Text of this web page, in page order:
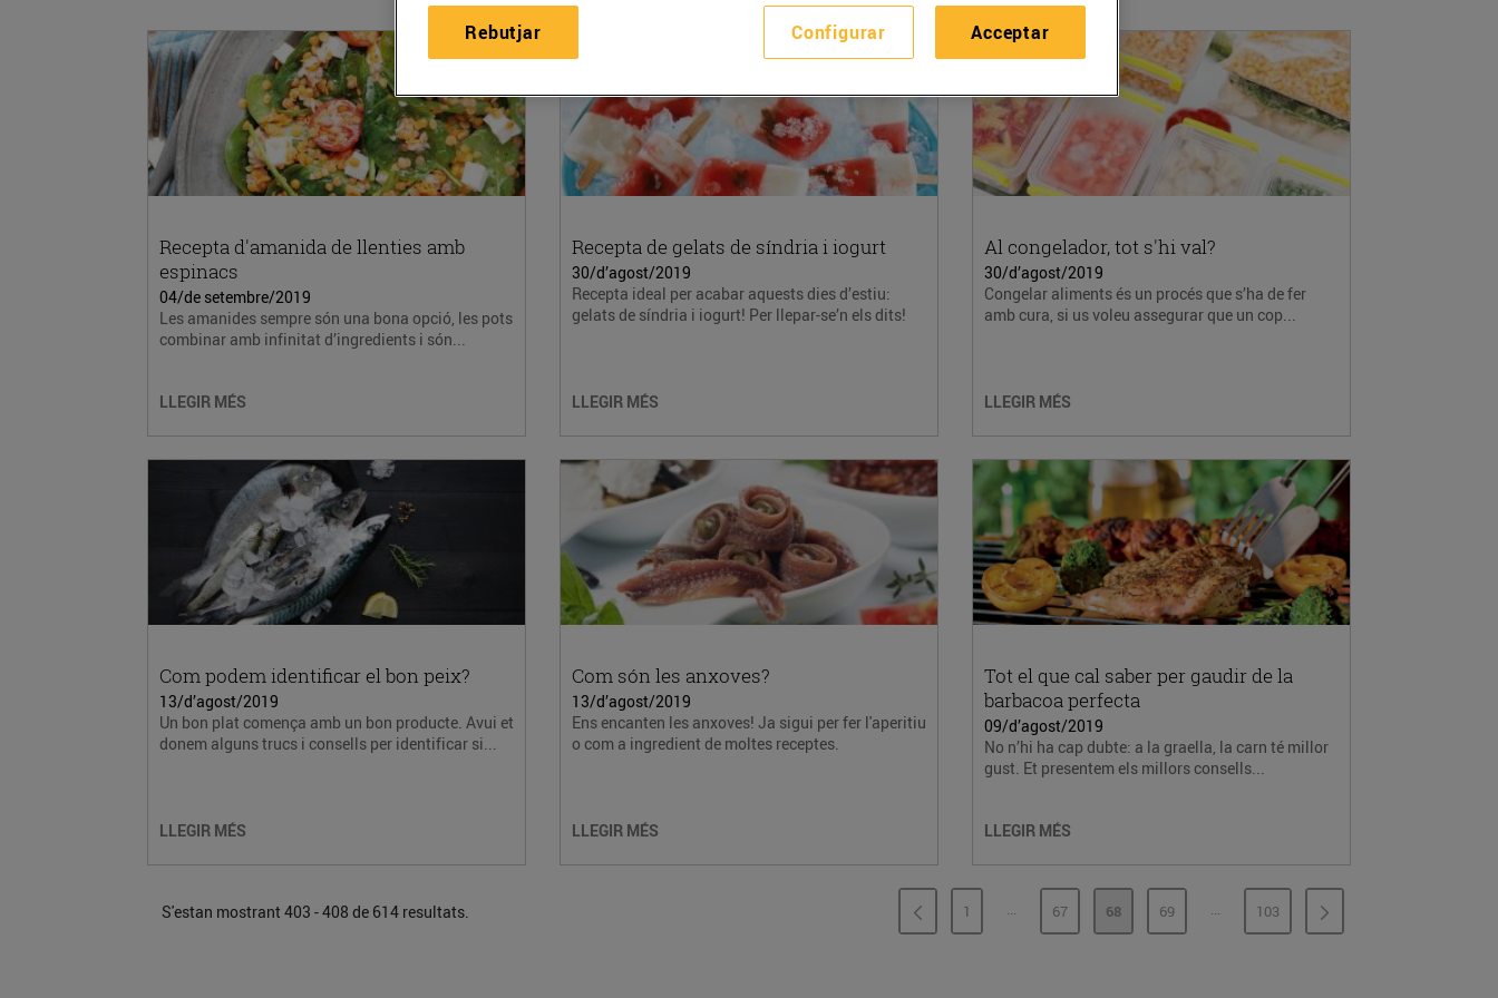
Recepta d'amanida de llenties amb
espinacs
04/de setembre/2019
Les amanides sempre són una bona opció, les pots
combinar amb infinitat d’ingredients i són...
LLEGIR MÉS
Recepta de gelats de síndria i iogurt
30/d’agost/2019
Recepta ideal per acabar aquests dies d’estiu:
gelats de síndria i iogurt! Per llepar-se’n els dits!
LLEGIR MÉS
Al congelador, tot s'hi val?
30/d’agost/2019
Congelar aliments és un procés que s’ha de fer
amb cura, si us voleu assegurar que un cop...
LLEGIR MÉS
Com podem identificar el bon peix?
13/d’agost/2019
Un bon plat comença amb un bon producte. Avui et
donem alguns trucs i consells per identificar si...
LLEGIR MÉS
Com són les anxoves?
13/d’agost/2019
Ens encanten les anxoves! Ja sigui per fer l'aperitiu
o com a ingredient de moltes receptes.
LLEGIR MÉS
Tot el que cal saber per gaudir de la
barbacoa perfecta
09/d’agost/2019
No n’hi ha cap dubte: a la graella, la carn té millor
gust. Et presentem els millors consells...
LLEGIR MÉS
S'estan mostrant 403 - 408 de 614 resultats. PÀGINA
1 ...PÀGINES INTERMÈDIES
PÀGINA
67 PÀGINA
68 PÀGINA
69 ...PÀGINES INTERMÈDIES
PÀGINA
103
Configurar
Rebutjar Acceptar